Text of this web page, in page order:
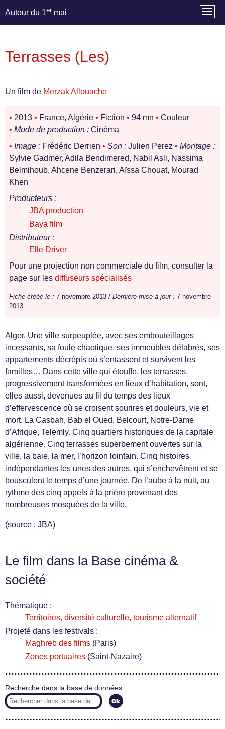
Autour du 1er mai
Terrasses (Les)
Un film de Merzak Allouache
• 2013 • France, Algérie • Fiction • 94 mn • Couleur
• Mode de production : Cinéma
• Image : Frédéric Derrien • Son : Julien Perez • Montage :
Sylvie Gadmer, Adila Bendimered, Nabil Asli, Nassima
Belmihoub, Ahcene Benzerari, Aïssa Chouat, Mourad
Khen
Producteurs :
JBA production
Baya film
Distributeur :
Elle Driver
Pour une projection non commerciale du film, consulter la
page sur les diffuseurs spécialisés
Fiche créée le : 7 novembre 2013 / Dernière mise à jour : 7 novembre
2013
Alger. Une ville surpeuplée, avec ses embouteillages
incessants, sa foule chaotique, ses immeubles délabrés, ses
appartements décrépis où s’entassent et survivent les
familles… Dans cette ville qui étouffe, les terrasses,
progressivement transformées en lieux d’habitation, sont,
elles aussi, devenues au fil du temps des lieux
d’effervescence où se croisent sourires et douleurs, vie et
mort. La Casbah, Bab el Oued, Belcourt, Notre-Dame
d’Afrique, Telemly. Cinq quartiers historiques de la capitale
algérienne. Cinq terrasses superbement ouvertes sur la
ville, la baie, la mer, l’horizon lointain. Cinq histoires
indépendantes les unes des autres, qui s’enchevêtrent et se
bousculent le temps d’une journée. De l’aube à la nuit, au
rythme des cinq appels à la prière provenant des
nombreuses mosquées de la ville.
(source : JBA)
Le film dans la Base cinéma &
société
Thématique :
Territoires, diversité culturelle, tourisme alternatif
Projeté dans les festivals :
Maghreb des films (Paris)
Zones portuaires (Saint-Nazaire)
Recherche dans la base de données